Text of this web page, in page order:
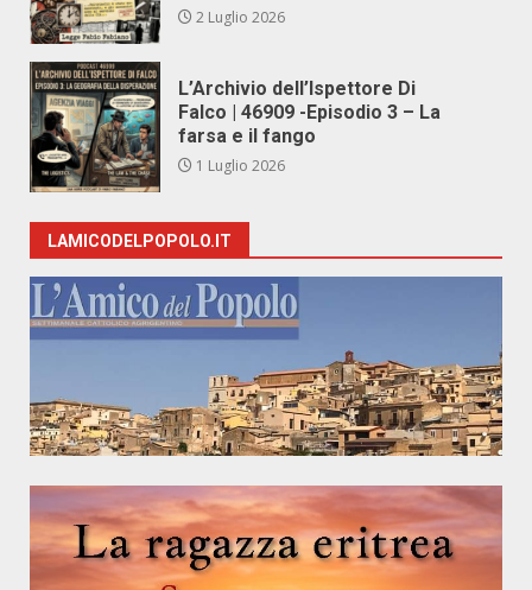
2 Luglio 2026
L’Archivio dell’Ispettore Di
Falco | 46909 -Episodio 3 – La
farsa e il fango
1 Luglio 2026
LAMICODELPOPOLO.IT